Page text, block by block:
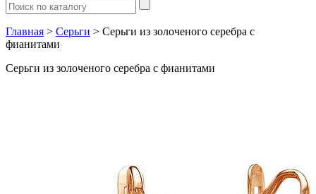
Главная > Серьги > Серьги из золоченого серебра с
фианитами
Серьги из золоченого серебра с фианитами